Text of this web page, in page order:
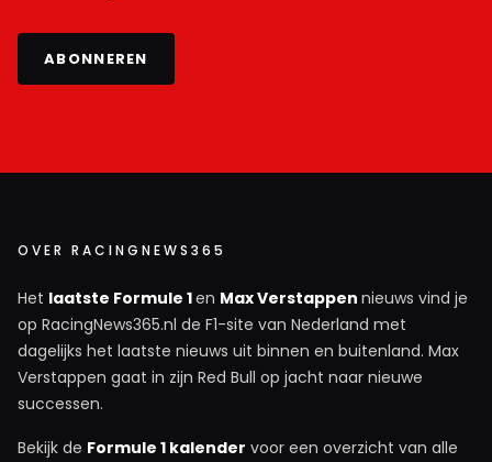
ABONNEREN
OVER RACINGNEWS365
Het laatste Formule 1en Max Verstappen nieuws vind je
op RacingNews365.nl de F1-site van Nederland met
dagelijks het laatste nieuws uit binnen en buitenland. Max
Verstappen gaat in zijn Red Bull op jacht naar nieuwe
successen.
Bekijk de Formule 1 kalender voor een overzicht van alle